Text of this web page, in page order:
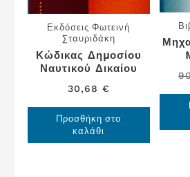
Εκδόσεις Φωτεινή
Σταυριδάκη
Κώδικας Δημοσίου
Ναυτικού Δικαίου
30,68 €
Προσθήκη στο
καλάθι